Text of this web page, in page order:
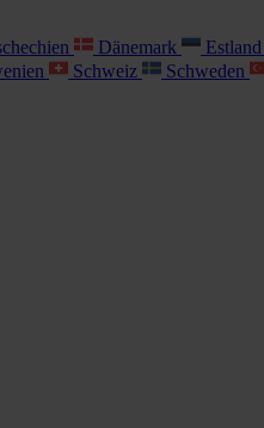
Dänemark Estland
Schweiz Schweden